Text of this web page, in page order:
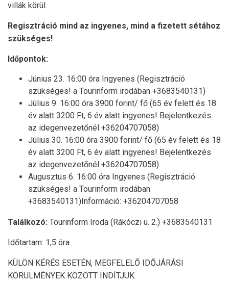
villák körül.
Regisztráció mind az ingyenes, mind a fizetett sétához
szükséges!
Időpontok:
Június 23. 16:00 óra Ingyenes (Regisztráció
szükséges! a Tourinform irodában +3683540131)
Július 9. 16:00 óra 3900 forint/ fő (65 év felett és 18
év alatt 3200 Ft, 6 év alatt ingyenes! Bejelentkezés
az idegenvezetőnél +36204707058)
Július 30. 16:00 óra 3900 forint/ fő (65 év felett és 18
év alatt 3200 Ft, 6 év alatt ingyenes! Bejelentkezés
az idegenvezetőnél +36204707058)
Augusztus 6. 16:00 óra Ingyenes (Regisztráció
szükséges! a Tourinform irodában
+3683540131)Információ: +36204707058
Találkozó: Tourinform Iroda (Rákóczi u. 2.) +3683540131
Időtartam: 1,5 óra
KÜLÖN KÉRÉS ESETÉN, MEGFELELŐ IDŐJÁRÁSI
KÖRÜLMÉNYEK KÖZÖTT INDÍTJUK.